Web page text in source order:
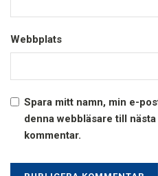
Webbplats
Spara mitt namn, min e-
denna webbläsare till
kommentar.